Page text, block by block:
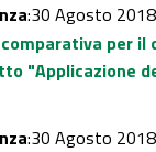
:30 Agosto 2018
per
"Applicazione
:30 Agosto 2018